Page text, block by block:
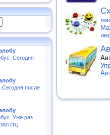
.Сегодня
после
.Уже раз
(тц